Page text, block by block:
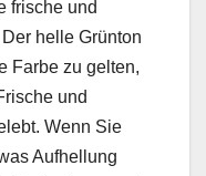
frische und
helle Grünton
Farbe zu gelten,
und
Wenn Sie
Aufhellung